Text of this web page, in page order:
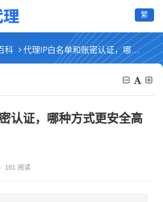
繁
科 代理IP白名单和账密认证，哪种方式更安全高效？
认证，哪种方式更安全高
/ 181 阅读